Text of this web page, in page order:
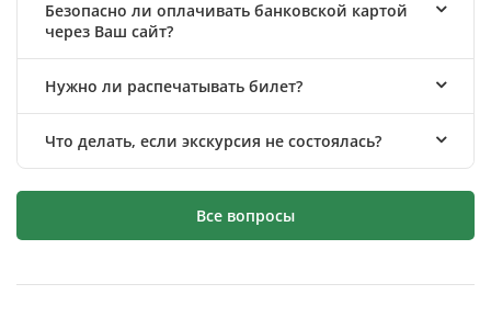
Безопасно ли оплачивать банковской картой
через Ваш сайт?
Нужно ли распечатывать билет?
Что делать, если экскурсия не состоялась?
Все вопросы